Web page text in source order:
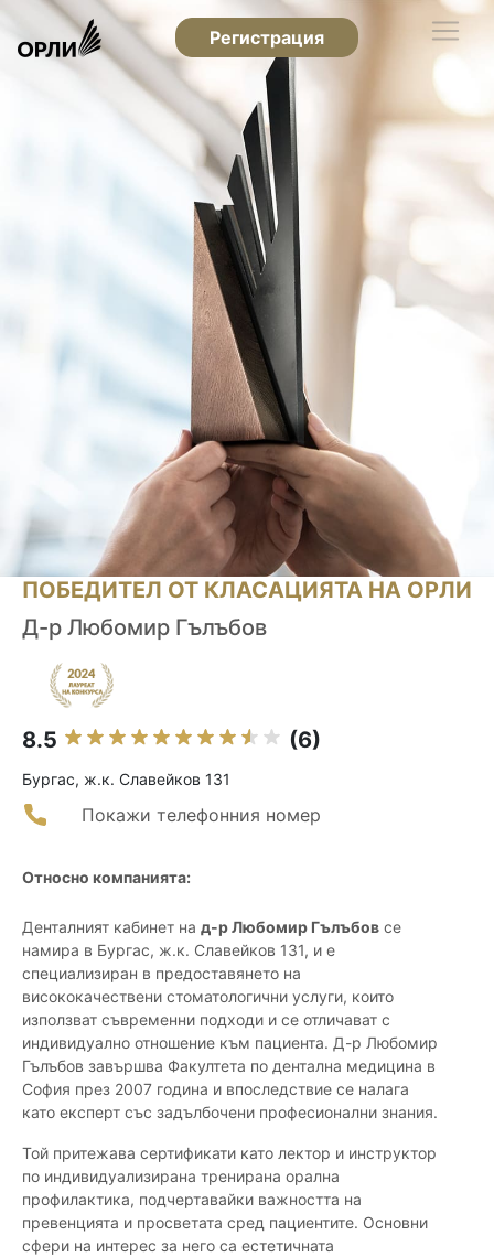
Регистрация
ПОБЕДИТЕЛ ОТ КЛАСАЦИЯТА НА ОРЛИ
Д-р Любомир Гълъбов
8.5 (6)
Бургас, ж.к. Славейков 131
Покажи телефонния номер
Относно компанията:
Денталният кабинет на д-р Любомир Гълъбов се
намира в Бургас, ж.к. Славейков 131, и е
специализиран в предоставянето на
висококачествени стоматологични услуги, които
използват съвременни подходи и се отличават с
индивидуално отношение към пациента. Д-р Любомир
Гълъбов завършва Факултета по дентална медицина в
София през 2007 година и впоследствие се налага
като експерт със задълбочени професионални знания.
Той притежава сертификати като лектор и инструктор
по индивидуализирана тренирана орална
профилактика, подчертавайки важността на
превенцията и просветата сред пациентите. Основни
сфери на интерес за него са естетичната